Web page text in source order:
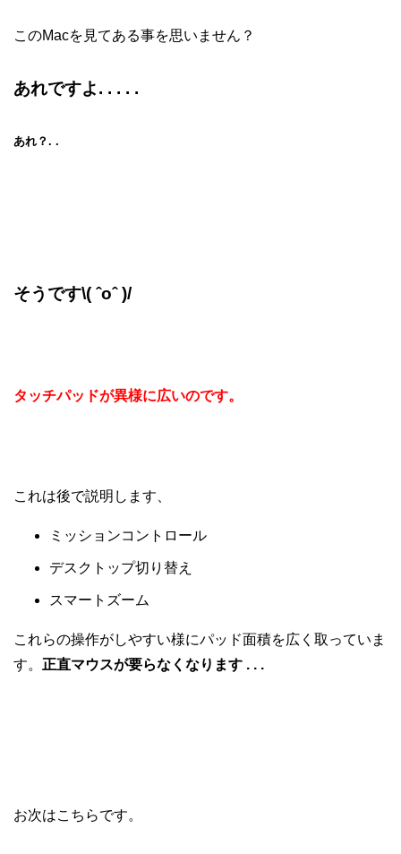
このMacを見てある事を思いません？
あれですよ. . . . .
あれ？. .
そうです\( ˆoˆ )/
タッチパッドが異様に広いのです。
これは後で説明します、
ミッションコントロール
デスクトップ切り替え
スマートズーム
これらの操作がしやすい様にパッド面積を広く取っていま
す。 正直マウスが要らなくなります . . .
お次はこちらです。